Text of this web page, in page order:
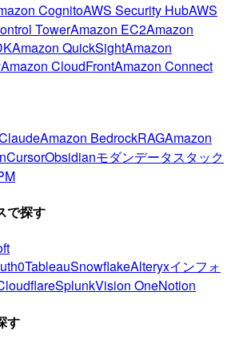
CognitoAWS Security HubAWS
TowerAmazon EC2Amazon
Amazon QuickSightAmazon
Amazon CloudFrontAmazon Connect
Amazon BedrockRAGAmazon
CursorObsidianモダンデータスタック
で探す
TableauSnowflakeAlteryxインフォ
SplunkVision OneNotion
す